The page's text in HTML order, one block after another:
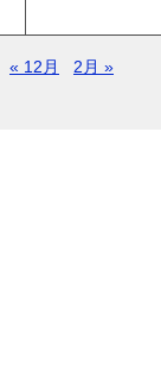
« 12月 2月 »